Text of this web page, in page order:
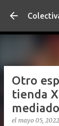
Otro
tienda
el mayo 05, 2022